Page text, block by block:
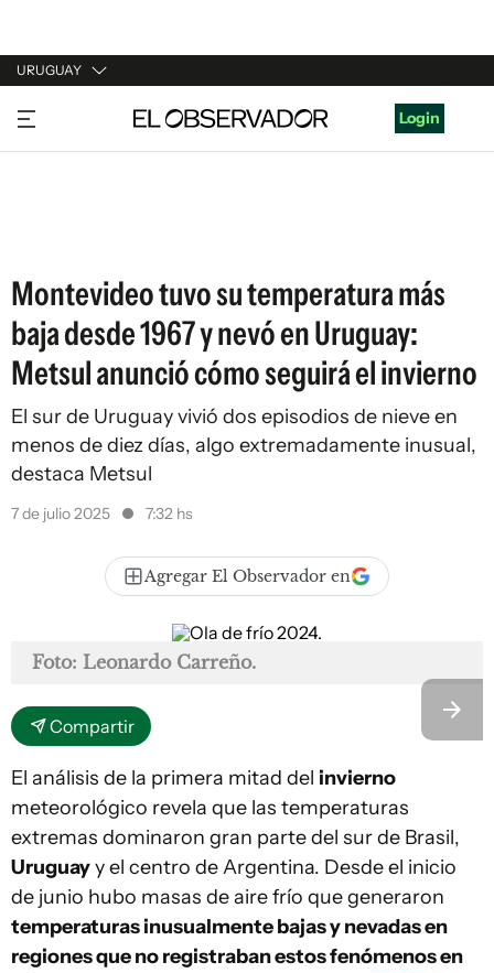
URUGUAY
URUGUAY
ARGENTINA
Login
Montevideo tuvo su temperatura más
baja desde 1967 y nevó en Uruguay:
Metsul anunció cómo seguirá el invierno
El sur de Uruguay vivió dos episodios de nieve en
menos de diez días, algo extremadamente inusual,
destaca Metsul
7 de julio 2025 7:32 hs
Agregar El Observador en
Foto: Leonardo Carreño.
Compartir
El análisis de la primera mitad del invierno
meteorológico revela que las temperaturas
extremas dominaron gran parte del sur de Brasil,
Uruguayy el centro de Argentina. Desde el inicio
de junio hubo masas de aire frío que generaron
temperaturas inusualmente bajas y nevadas en
regiones que no registraban estos fenómenos en